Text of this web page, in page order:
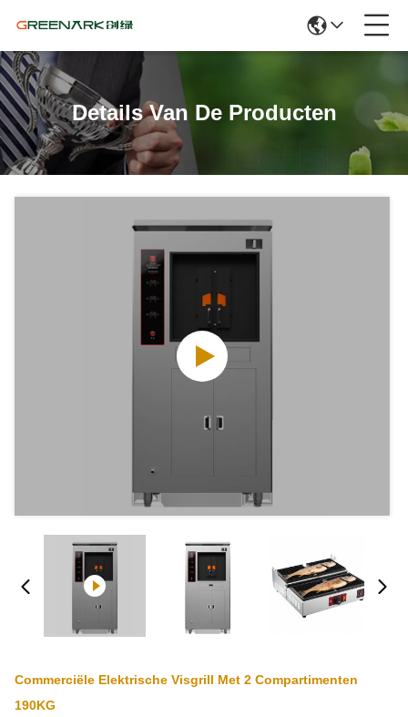
Details Van De Producten
Commerciële Elektrische Visgrill Met 2 Compartimenten
190KG